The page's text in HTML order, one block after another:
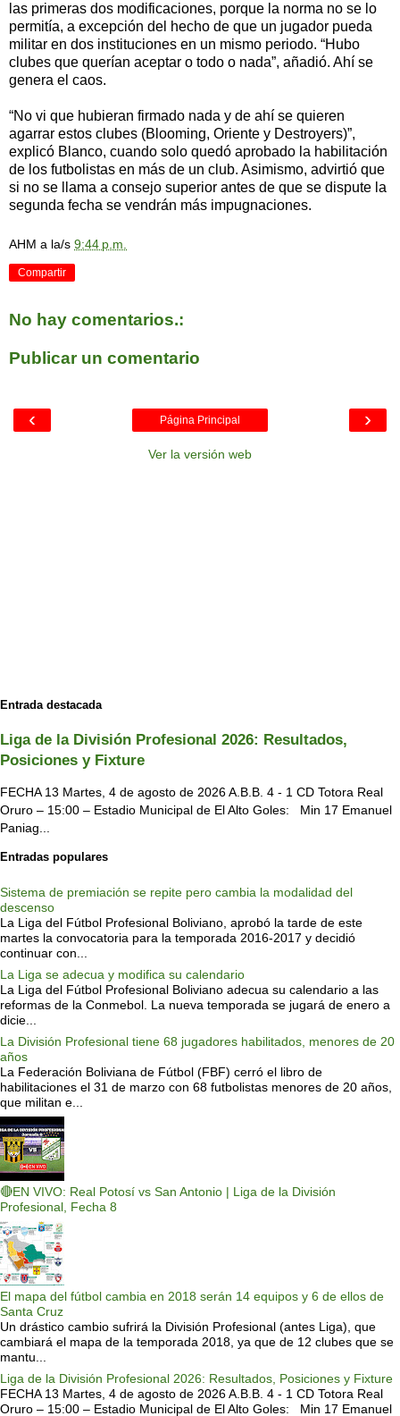
las primeras dos modificaciones, porque la norma no se lo
permitía, a excepción del hecho de que un jugador pueda
militar en dos instituciones en un mismo periodo. “Hubo
clubes que querían aceptar o todo o nada”, añadió. Ahí se
genera el caos.
“No vi que hubieran firmado nada y de ahí se quieren
agarrar estos clubes (Blooming, Oriente y Destroyers)”,
explicó Blanco, cuando solo quedó aprobado la habilitación
de los futbolistas en más de un club. Asimismo, advirtió que
si no se llama a consejo superior antes de que se dispute la
segunda fecha se vendrán más impugnaciones.
AHM a la/s 9:44 p.m.
Compartir
No hay comentarios.:
Publicar un comentario
‹ ›
Página Principal
Ver la versión web
Entrada destacada
Liga de la División Profesional 2026: Resultados,
Posiciones y Fixture
FECHA 13 Martes, 4 de agosto de 2026 A.B.B. 4 - 1 CD Totora Real
Oruro – 15:00 – Estadio Municipal de El Alto Goles: Min 17 Emanuel
Paniag...
Entradas populares
Sistema de premiación se repite pero cambia la modalidad del
descenso
La Liga del Fútbol Profesional Boliviano, aprobó la tarde de este
martes la convocatoria para la temporada 2016-2017 y decidió
continuar con...
La Liga se adecua y modifica su calendario
La Liga del Fútbol Profesional Boliviano adecua su calendario a las
reformas de la Conmebol. La nueva temporada se jugará de enero a
dicie...
La División Profesional tiene 68 jugadores habilitados, menores de 20
años
La Federación Boliviana de Fútbol (FBF) cerró el libro de
habilitaciones el 31 de marzo con 68 futbolistas menores de 20 años,
que militan e...
🔴EN VIVO: Real Potosí vs San Antonio | Liga de la División
Profesional, Fecha 8
El mapa del fútbol cambia en 2018 serán 14 equipos y 6 de ellos de
Santa Cruz
Un drástico cambio sufrirá la División Profesional (antes Liga), que
cambiará el mapa de la temporada 2018, ya que de 12 clubes que se
mantu...
Liga de la División Profesional 2026: Resultados, Posiciones y Fixture
FECHA 13 Martes, 4 de agosto de 2026 A.B.B. 4 - 1 CD Totora Real
Oruro – 15:00 – Estadio Municipal de El Alto Goles: Min 17 Emanuel